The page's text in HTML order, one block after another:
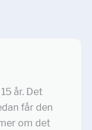
år. Det
får den
om det